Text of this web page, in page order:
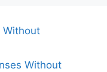
Without
Without